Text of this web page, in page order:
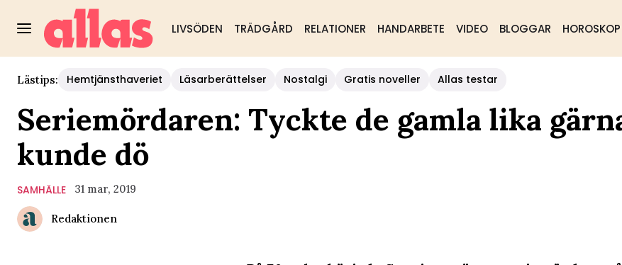
LIVSÖDEN TRÄDGÅRD RELATIONER HANDARBETE VIDEO BLOGGAR HOROSKOP
Lästips: Hemtjänsthaveriet Läsarberättelser Nostalgi Gratis noveller Allas testar
Seriemördaren: Tyckte de gamla lika
kunde dö
SAMHÄLLE 31 mar, 2019
Redaktionen